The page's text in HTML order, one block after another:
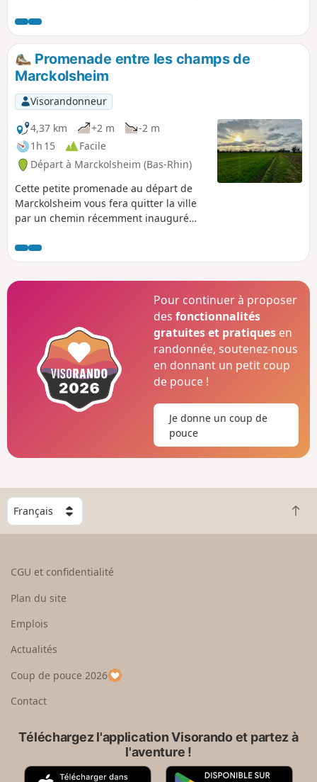
Kaiserstuhl.
Promenade entre les champs de
Marckolsheim
Visorandonneur
4,37 km
+2 m
-2 m
1h 15
Facile
Départ à Marckolsheim (Bas-Rhin)
Cette petite promenade au départ de
Marckolsheim vous fera quitter la ville
par un chemin récemment inauguré
milieu des champs.
Pour continuer à proposer
desfonctionnalités
gratuites et pratiques en
randonnée, soutenez-nous
en donnant un petit coup
de pouce !
Je donne un coup de
pouce
C
h
o
e
u
p
a
R
e
CGU et confidentialité
Plan du site
Emplois
Actualités
Coup de pouce 2026
Contact
Téléchargez l'application Visorando et partez à
l'aventure !
A
G